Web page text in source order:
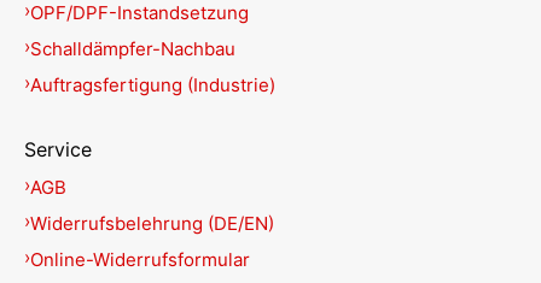
OPF/DPF-Instandsetzung
Schalldämpfer-Nachbau
Auftragsfertigung (Industrie)
Service
AGB
Widerrufsbelehrung (DE/EN)
Online-Widerrufsformular